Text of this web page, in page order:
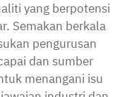
yang berpotensi
Semakan berkala
pengurusan
dan sumber
menangani isu